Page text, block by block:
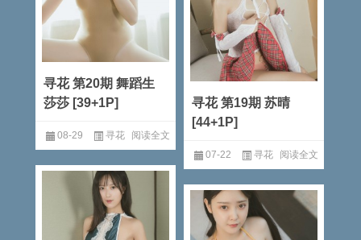
寻花 第20期 舞蹈生
莎莎 [39+1P]
08-29 寻花 阅读全文
寻花 第19期 苏晴
[44+1P]
07-22 寻花 阅读全文